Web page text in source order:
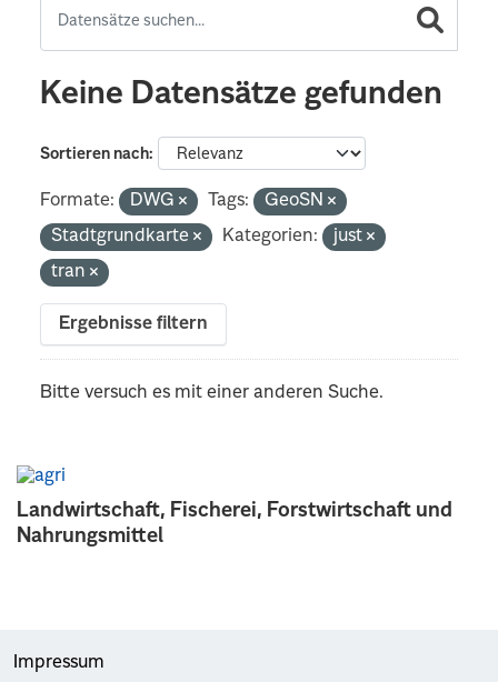
Landwirtschaft, Fischerei, Forstwirtschaft und
Nahrungsmittel
Keine Datensätze gefunden
Sortieren nach
Formate: DWG Tags:
GeoSN
Stadtgrundkarte
Kategorien:
just
tran
Ergebnisse filtern
Bitte versuch es mit einer anderen Suche.
Impressum